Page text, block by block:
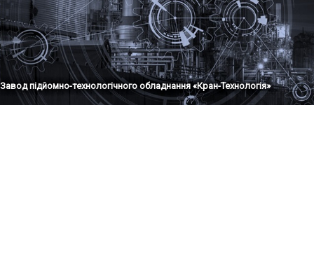
Завод підйомно-технологічного обладнання «Кран-Технологія»